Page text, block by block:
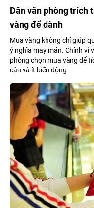
Dân văn phòng trích
vàng để dành
Mua vàng không chỉ giúp
ý nghĩa may mắn. Chính vì
phòng chọn mua vàng để
cận và ít biến động